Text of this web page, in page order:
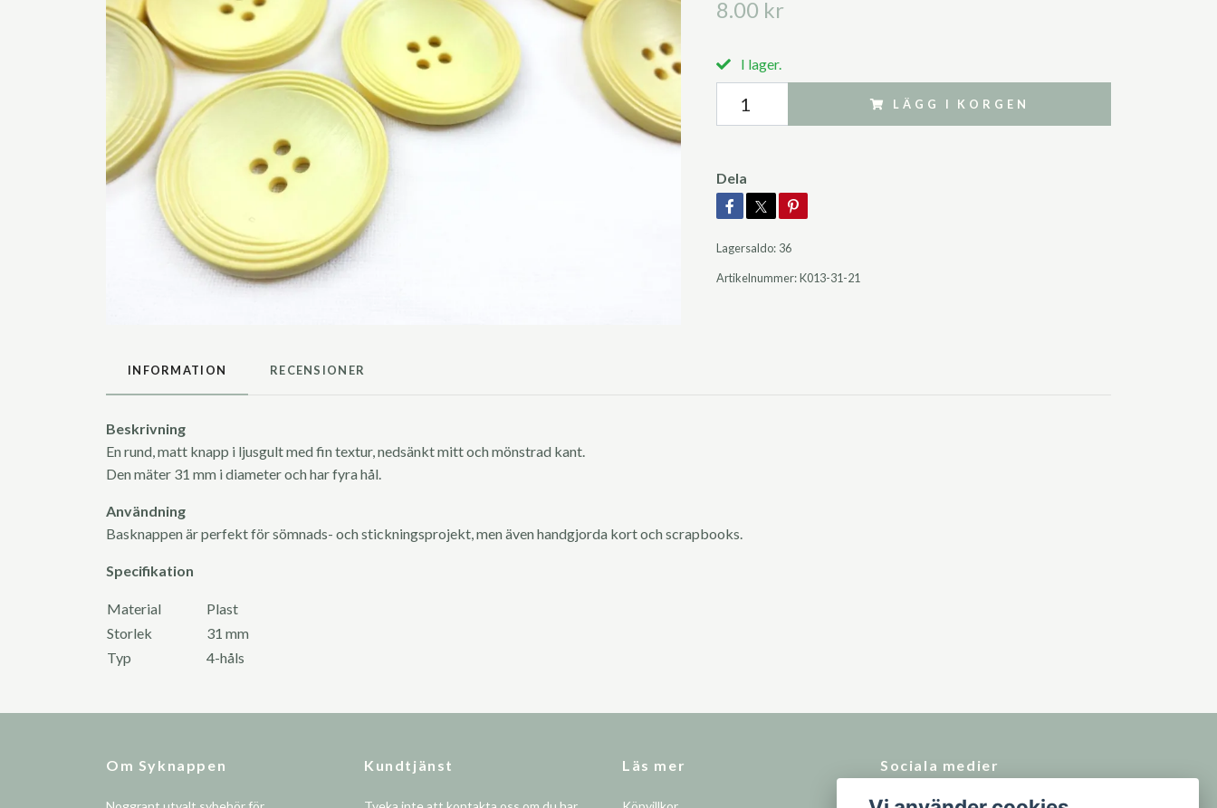
8.00 kr
I lager.
LÄGG I KORGEN
Dela
Lagersaldo: 36
Artikelnummer:K013-31-21
INFORMATION RECENSIONER
Beskrivning
En rund, matt knapp i ljusgult med fin textur, nedsänkt mitt och mönstrad kant.
Den mäter 31 mm i diameter och har fyra hål.
Användning
Basknappen är perfekt för sömnads- och stickningsprojekt, men även handgjorda kort och scrapbooks.
Specifikation
Material
Plast
Storlek
31 mm
Typ
4-håls
Om Syknappen Kundtjänst Läs mer Sociala medier